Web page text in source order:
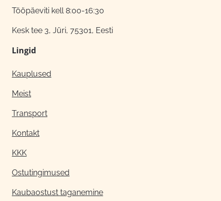
Tööpäeviti kell 8:00-16:30
Kesk tee 3, Jüri, 75301, Eesti
Lingid
Kauplused
Meist
Transport
Kontakt
KKK
Ostutingimused
Kaubaostust taganemine